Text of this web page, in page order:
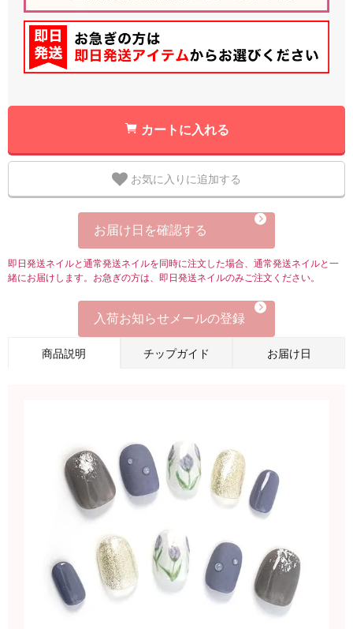
カートに入れる
お気に入りに追加する
お届け日を確認する
即日発送ネイルと通常発送ネイルを同時に注文した場合、通常発送ネイルと一
緒にお届けします。お急ぎの方は、即日発送ネイルのみご注文ください。
入荷お知らせメールの登録
商品説明 チップガイド お届け日